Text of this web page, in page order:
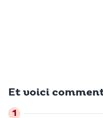
Et voici